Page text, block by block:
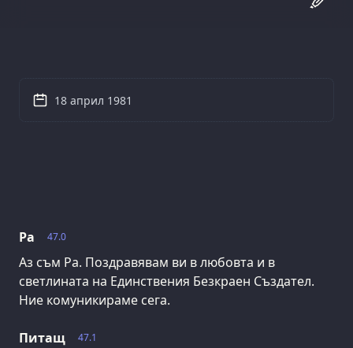
47.0
Ра
Аз съм Ра. Поздравявам ви в любовта и в
светлината на Единствения Безкраен Създател.
Ние комуникираме сега.
47.1
Питащ
18 април 1981